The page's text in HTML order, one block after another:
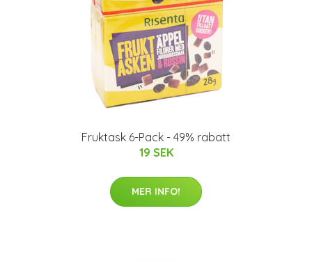
Fruktask 6-Pack - 49% rabatt
19 SEK
MER INFO!